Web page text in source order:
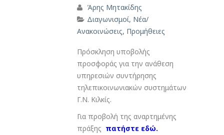
Άρης Μητακίδης
Διαγωνισμοί, Νέα/
Ανακοινώσεις, Προμήθειες
Πρόσκληση υποβολής
προσφοράς για την ανάθεση
υπηρεσιών συντήρησης
τηλεπικοινωνιακών συστημάτων
Γ.Ν. Κιλκίς.
Για προβολή της αναρτημένης
πράξης πατήστε εδώ.